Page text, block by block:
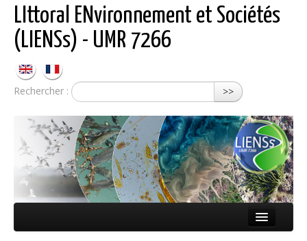
LIttoral ENvironnement et Sociétés
(LIENSs) - UMR 7266
Rechercher : >>